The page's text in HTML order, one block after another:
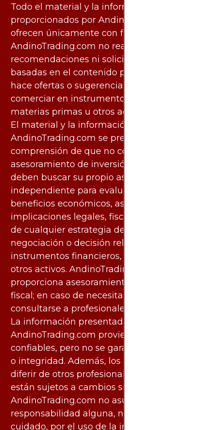
Todo el material y la información
proporcionados por AndinoTrading.com se
ofrecen únicamente con fines informativos.
AndinoTrading.com no realiza
recomendaciones ni solicita acciones
basadas en el contenido proporcionado, ni
hace ofertas o sugerencias para invertir o
comerciar en instrumentos financieros,
materias primas u otros activos.
El material y la información disponibles en
AndinoTrading.com se presentan con la
comprensión de que no constituyen
asesoramiento de inversión. Los usuarios
deben buscar su propio asesoramiento
independiente para evaluar los riesgos y
beneficios económicos, así como las
implicaciones legales, fiscales y contables
de cualquier estrategia de inversión,
negociación o decisión relacionada con
instrumentos financieros, materias primas u
otros activos. AndinoTrading.com no
proporciona asesoramiento legal, contable o
fiscal; en caso de necesitarlo, debe
consultarse a profesionales especializados.
La información presentada por
AndinoTrading.com proviene de fuentes
confiables, pero no se garantiza su exactitud
o integridad. Además, los análisis pueden
diferir de otros profesionales calificados y
están sujetos a cambios sin previo aviso.
AndinoTrading.com no asume
responsabilidad alguna, ni deber de
cuidado, por el uso de la información